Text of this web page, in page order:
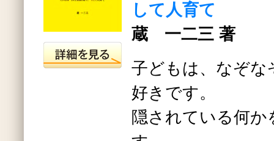
して人育て
蔵 一二三 著
子どもは、なぞ
好きです。
隠されている何